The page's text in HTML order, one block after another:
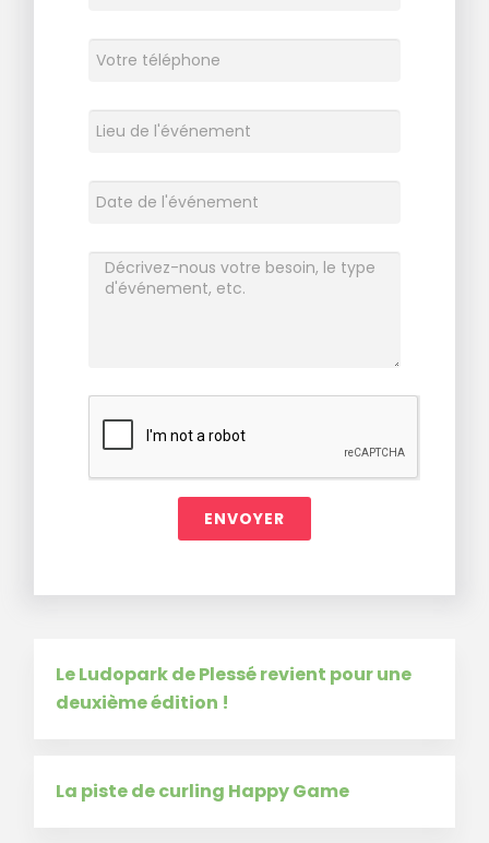
ENVOYER
Le Ludopark de Plessé revient pour une
deuxième édition !
La piste de curling Happy Game